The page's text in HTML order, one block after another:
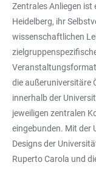
Zentrales Anliegen ist
Heidelberg, ihr
wissenschaftlichen
die außeruniversitäre
innerhalb der
jeweiligen zentralen
eingebunden. Mit der
Designs der
Ruperto Carola und